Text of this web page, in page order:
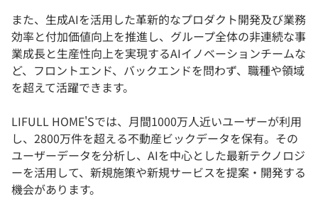
また、生成AIを活用した革新的なプロダクト開発及び業務
効率と付加価値向上を推進し、グループ全体の非連続な事
業成長と生産性向上を実現するAIイノベーションチームな
ど、フロントエンド、バックエンドを問わず、職種や領域
を超えて活躍できます。
LIFULL HOME'Sでは、月間1000万人近いユーザーが利用
し、2800万件を超える不動産ビックデータを保有。その
ユーザーデータを分析し、AIを中心とした最新テクノロジ
ーを活用して、新規施策や新規サービスを提案・開発する
機会があります。